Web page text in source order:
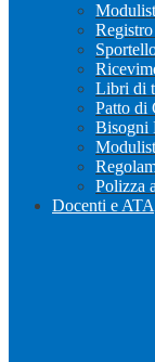
Libri di
Patto di
Bisogni
Polizza
Docenti e ATA